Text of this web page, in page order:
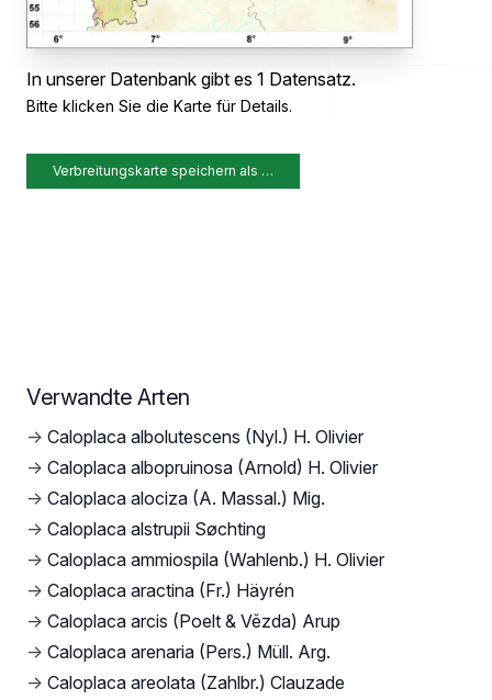
In unserer Datenbank gibt es 1 Datensatz.
Bitte klicken Sie die Karte für Details.
Verbreitungskarte speichern als …
Verwandte Arten
→ Caloplaca albolutescens (Nyl.) H. Olivier
→ Caloplaca albopruinosa (Arnold) H. Olivier
→ Caloplaca alociza (A. Massal.) Mig.
→ Caloplaca alstrupii Søchting
→ Caloplaca ammiospila (Wahlenb.) H. Olivier
→ Caloplaca aractina (Fr.) Häyrén
→ Caloplaca arcis (Poelt & Vězda) Arup
→ Caloplaca arenaria (Pers.) Müll. Arg.
→ Caloplaca areolata (Zahlbr.) Clauzade